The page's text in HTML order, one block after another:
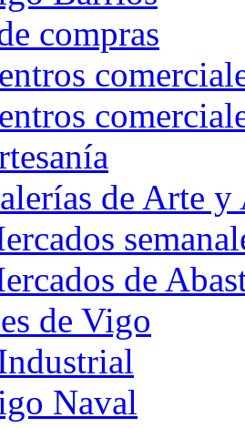
compras
de Arte
de
de Vigo
Naval